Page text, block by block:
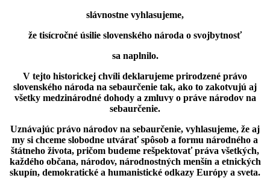
slávnostne vyhlasujeme,
že tisícročné úsilie slovenského národa o svojbytnosť
sa naplnilo.
V tejto historickej chvíli deklarujeme prirodzené právo
slovenského národa na sebaurčenie tak, ako to zakotvujú aj
všetky medzinárodné dohody a zmluvy o práve národov na
sebaurčenie.
Uznávajúc právo národov na sebaurčenie, vyhlasujeme, že aj
my si chceme slobodne utvárať spôsob a formu národného a
štátneho života, pričom budeme rešpektovať práva všetkých,
každého občana, národov, národnostných menšín a etnických
skupín, demokratické a humanistické odkazy Európy a sveta.